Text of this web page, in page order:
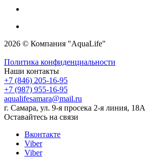
2026 © Компания "AquaLife"
Политика конфиденциальности
Наши контакты
+7 (846) 205-16-95
+7 (987) 955-16-95
aqualifesamara@mail.ru
г. Самара, ул. 9-я просека 2-я линия, 18А
Оставайтесь на связи
Вконтакте
Viber
Viber